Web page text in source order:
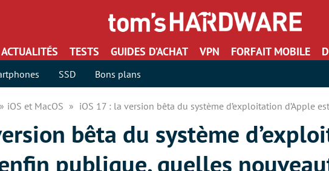
ACTUALITÉS TESTS GUIDES D’ACHAT VPN FORFAIT MOBILE
SSD Bons plans
iOS et MacOS iOS 17 : la version bêta du système d’exploitation d’Apple
bêta du système
publique, quelles